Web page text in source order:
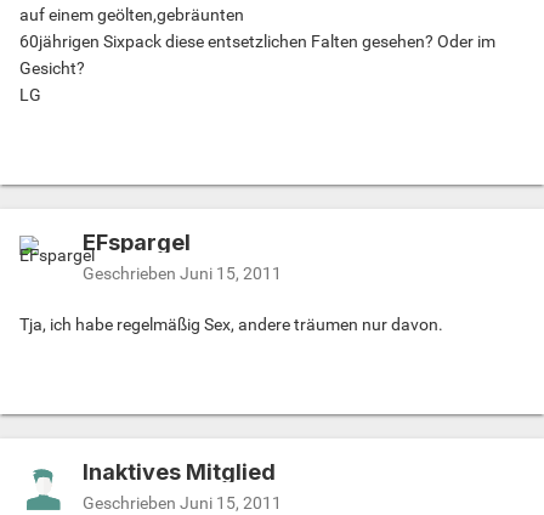
auf einem geölten,gebräunten
60jährigen Sixpack diese entsetzlichen Falten gesehen? Oder im
Gesicht?
LG
EFspargel
Geschrieben Juni 15, 2011
Tja, ich habe regelmäßig Sex, andere träumen nur davon.
Inaktives Mitglied
Geschrieben Juni 15, 2011